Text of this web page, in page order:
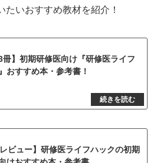
いおすすめ教材を紹介！
3冊】初期研修医向け『研修医ライフ
おすすめ本・参考書！
レビュー】研修医ライフハックの初期